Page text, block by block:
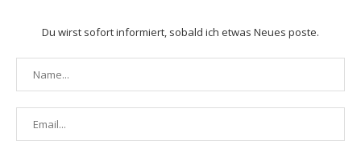
Du wirst sofort informiert, sobald ich etwas Neues poste.